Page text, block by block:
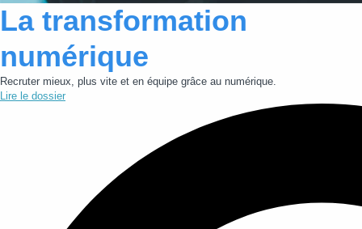
La transformation
numérique
Recruter mieux, plus vite et en équipe grâce au numérique.
Lire le dossier